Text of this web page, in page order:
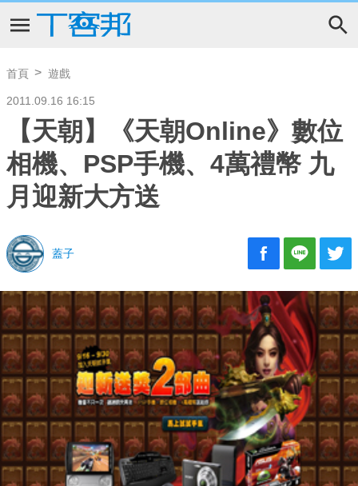
首頁 遊戲
2011.09.16 16:15
【天朝】《天朝Online》數位
相機、PSP手機、4萬禮幣 九
月迎新大方送
蓋子